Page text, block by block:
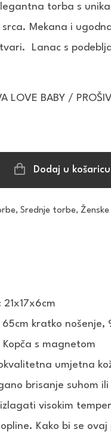
KM.
55,00
torba s
srca. Mekana i
Lanac s
LOVE BABY /
Dodaj u košaricu
,Srednje torbe,
21x17x6cm
kratko nošenje,
s magnetom
umjetna
brisanje suhom
visokim
Kako bi se